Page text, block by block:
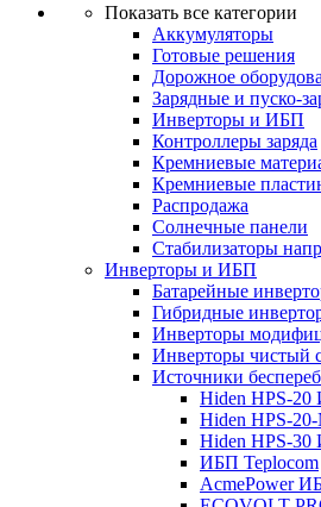
Показать все категории
Аккумуляторы
Готовые решения
Дорожное
Зарядные и пуско-
Инверторы и ИБП
Контроллеры заряда
Кремниевые
Кремниевые
Распродажа
Солнечные панели
Стабилизаторы
Инверторы и ИБП
Батарейные
Гибридные
Инверторы
Инверторы чистый
Источники
Hiden HPS-
Hiden HPS-
Hiden HPS-30
ИБП Teplocom
AcmePower